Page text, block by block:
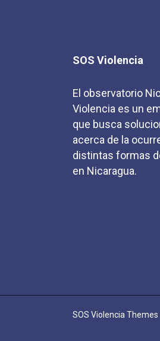
SOS Violencia
El observatorio
Violencia es un
que busca
acerca de la
distintas formas
en Nicaragua.
SOS Violencia Themes